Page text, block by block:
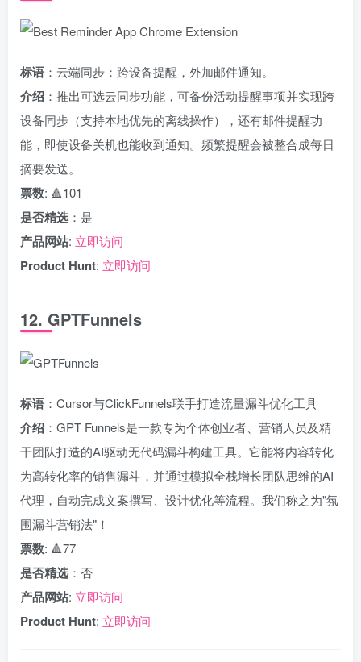
标语 ：云端同步：跨设备提醒，外加邮件通知。
介绍 ：推出可选云同步功能，可备份活动提醒事项并实现跨
设备同步（支持本地优先的离线操作），还有邮件提醒功
能，即使设备关机也能收到通知。频繁提醒会被整合成每日
摘要发送。
票数: 🔺101
是否精选 ：是
产品网站: 立即访问
Product Hunt: 立即访问
12. GPTFunnels
标语 ：Cursor与ClickFunnels联手打造流量漏斗优化工具
介绍 ：GPT Funnels是一款专为个体创业者、营销人员及精
干团队打造的AI驱动无代码漏斗构建工具。它能将内容转化
为高转化率的销售漏斗，并通过模拟全栈增长团队思维的AI
代理，自动完成文案撰写、设计优化等流程。我们称之为"氛
围漏斗营销法"！
票数: 🔺77
是否精选 ：否
产品网站: 立即访问
Product Hunt: 立即访问